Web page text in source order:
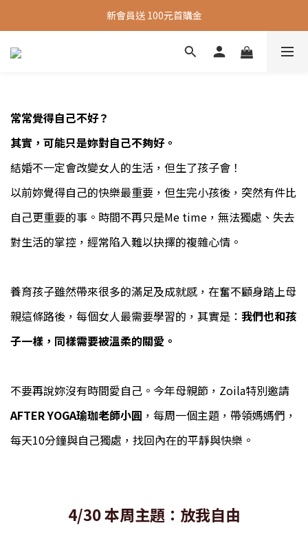
新會員送 100元首購金
新會員送 100元首購金
夏日旅行推薦包款9折，滿額再送很隨興托特包
常常覺得自己不好？
其實，可能只是妳對自己不夠好。
結婚不一定會改變女人的生活，但生了孩子會！
以前妳覺得自己的快樂最重要，但生完小孩後，突然有件比
自己更重要的事。時間不再只是Me time，無法獨處、失去
對生活的掌控，經常陷入難以抉擇的複雜心情。
養育孩子雖然帶來很多的滿足及成就感，在奮不顧身踏上母
親這條路後，每個女人最需要學習的，其實是： 我們也和孩
子一樣，同樣需要被溫柔的關愛。
不要再說妳沒有時間愛自己。 今年母親節，Zoila特別邀請
AFTER YOGA瑜珈老師小圓 ，每周一個主題，帶領媽媽們，
每天10分鐘與自己獨處，找回內在的平靜與快樂。
4/30 本周主題：放我自由